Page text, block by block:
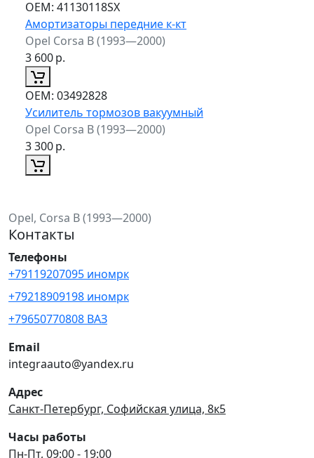
ОЕМ: 41130118SX
Амортизаторы передние к-кт
Opel Corsa B (1993—2000)
3 600р.
ОЕМ: 03492828
Усилитель тормозов вакуумный
Opel Corsa B (1993—2000)
3 300р.
Opel, Corsa B (1993—2000)
Контакты
Телефоны
+79119207095 иномрк
+79218909198 иномрк
+79650770808 ВАЗ
Email
integraauto@yandex.ru
Адрес
Санкт-Петербург, Софийская улица, 8к5
Часы работы
Пн-Пт, 09:00 - 19:00